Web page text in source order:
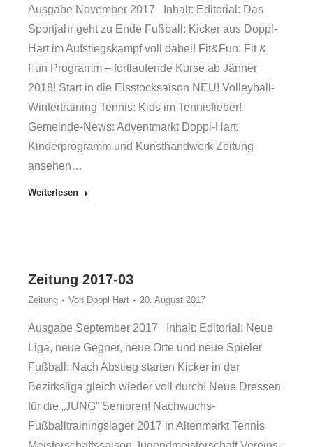
Ausgabe November 2017 Inhalt: Editorial: Das
Sportjahr geht zu Ende Fußball: Kicker aus Doppl-
Hart im Aufstiegskampf voll dabei! Fit&Fun: Fit &
Fun Programm – fortlaufende Kurse ab Jänner
2018! Start in die Eisstocksaison NEU! Volleyball-
Wintertraining Tennis: Kids im Tennisfieber!
Gemeinde-News: Adventmarkt Doppl-Hart:
Kinderprogramm und Kunsthandwerk Zeitung
ansehen…
Weiterlesen
Zeitung 2017-03
Zeitung Von Doppl Hart 20. August 2017
Ausgabe September 2017 Inhalt: Editorial: Neue
Liga, neue Gegner, neue Orte und neue Spieler
Fußball: Nach Abstieg starten Kicker in der
Bezirksliga gleich wieder voll durch! Neue Dressen
für die „JUNG“ Senioren! Nachwuchs-
Fußballtrainingslager 2017 in Altenmarkt Tennis